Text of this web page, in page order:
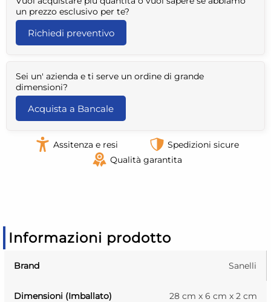
un prezzo esclusivo per te?
Richiedi preventivo
Sei un' azienda e ti serve un ordine di grande
dimensioni?
Acquista a Bancale
Assitenza e resi
Spedizioni sicure
Qualità garantita
Informazioni prodotto
Brand Sanelli
Dimensioni (Imballato) 28 cm x 6 cm x 2 cm